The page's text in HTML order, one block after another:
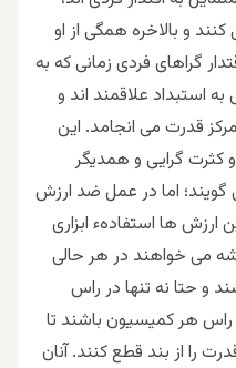
و بالاخره همگی از او
گراهای فردی زمانی که به
استبداد علاقمند اند و
قدرت می انجامد. این
کثرت گرایی و همدیگر
اما در عمل ضد ارزش
ها استفادهء ابزاری
می خواهند در هر حالی
و حتا نه تنها در راس
راس هر کمیسیون باشند تا
را از بند قطع کنند. آنان